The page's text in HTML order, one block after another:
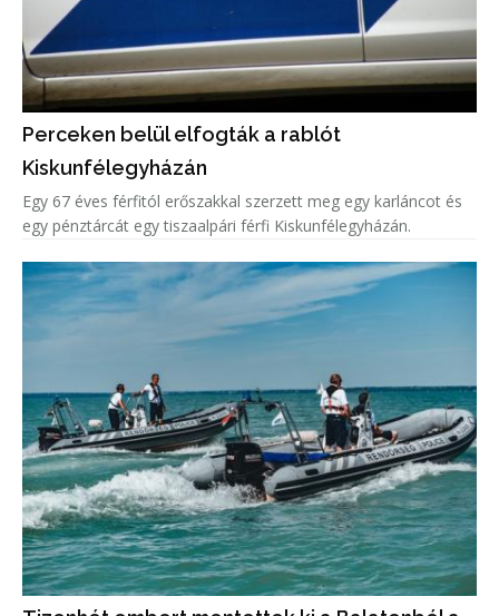
Perceken belül elfogták a rablót
Kiskunfélegyházán
Egy 67 éves férfitól erőszakkal szerzett meg egy karláncot és
egy pénztárcát egy tiszaalpári férfi Kiskunfélegyházán.